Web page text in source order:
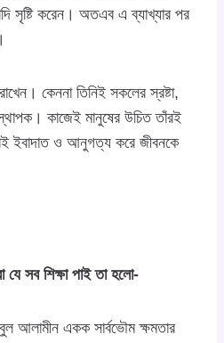
সৃষ্টি করেন। অতএব এ ব্যাখ্যার পর
কেননা তিনিই সকলের স্রষ্টা,
কাজেই মানুষের উচিত তাঁরই
ইবাদাত ও আনুগত্য করে জীবনকে
যে সব শিক্ষা পাই তা হলো-
আলামীন একক সার্বভৌম ক্ষমতার